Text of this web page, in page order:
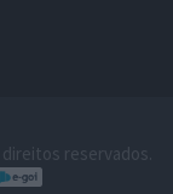
reservados.